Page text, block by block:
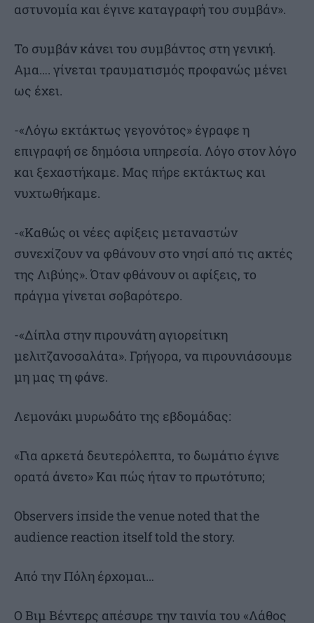
αστυνομία και έγινε καταγραφή του συμβάν».
Το συμβάν κάνει του συμβάντος στη γενική.
Αμα…. γίνεται τραυματισμός προφανώς μένει
ως έχει.
-«Λόγω εκτάκτως γεγονότος» έγραφε η
επιγραφή σε δημόσια υπηρεσία. Λόγο στον λόγο
και ξεχαστήκαμε. Μας πήρε εκτάκτως και
νυχτωθήκαμε.
-«Καθώς οι νέες αφίξεις μεταναστών
συνεχίζουν να φθάνουν στο νησί από τις ακτές
της Λιβύης». Όταν φθάνουν οι αφίξεις, το
πράγμα γίνεται σοβαρότερο.
-«Δίπλα στην πιρουνάτη αγιορείτικη
μελιτζανοσαλάτα». Γρήγορα, να πιρουνιάσουμε
μη μας τη φάνε.
Λεμονάκι μυρωδάτο της εβδομάδας:
«Για αρκετά δευτερόλεπτα, το δωμάτιο έγινε
ορατά άνετο» Και πώς ήταν το πρωτότυπο;
Observers iпside the venue noted that the
audience reaction itself told the story.
Από την Πόλη έρχομαι…
Ο Βιμ Βέντερς απέσυρε την ταινία του «Λάθος